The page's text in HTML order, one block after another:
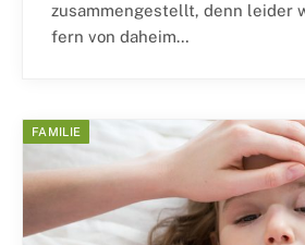
zusammengestellt, denn leider
fern von daheim…
FAMILIE